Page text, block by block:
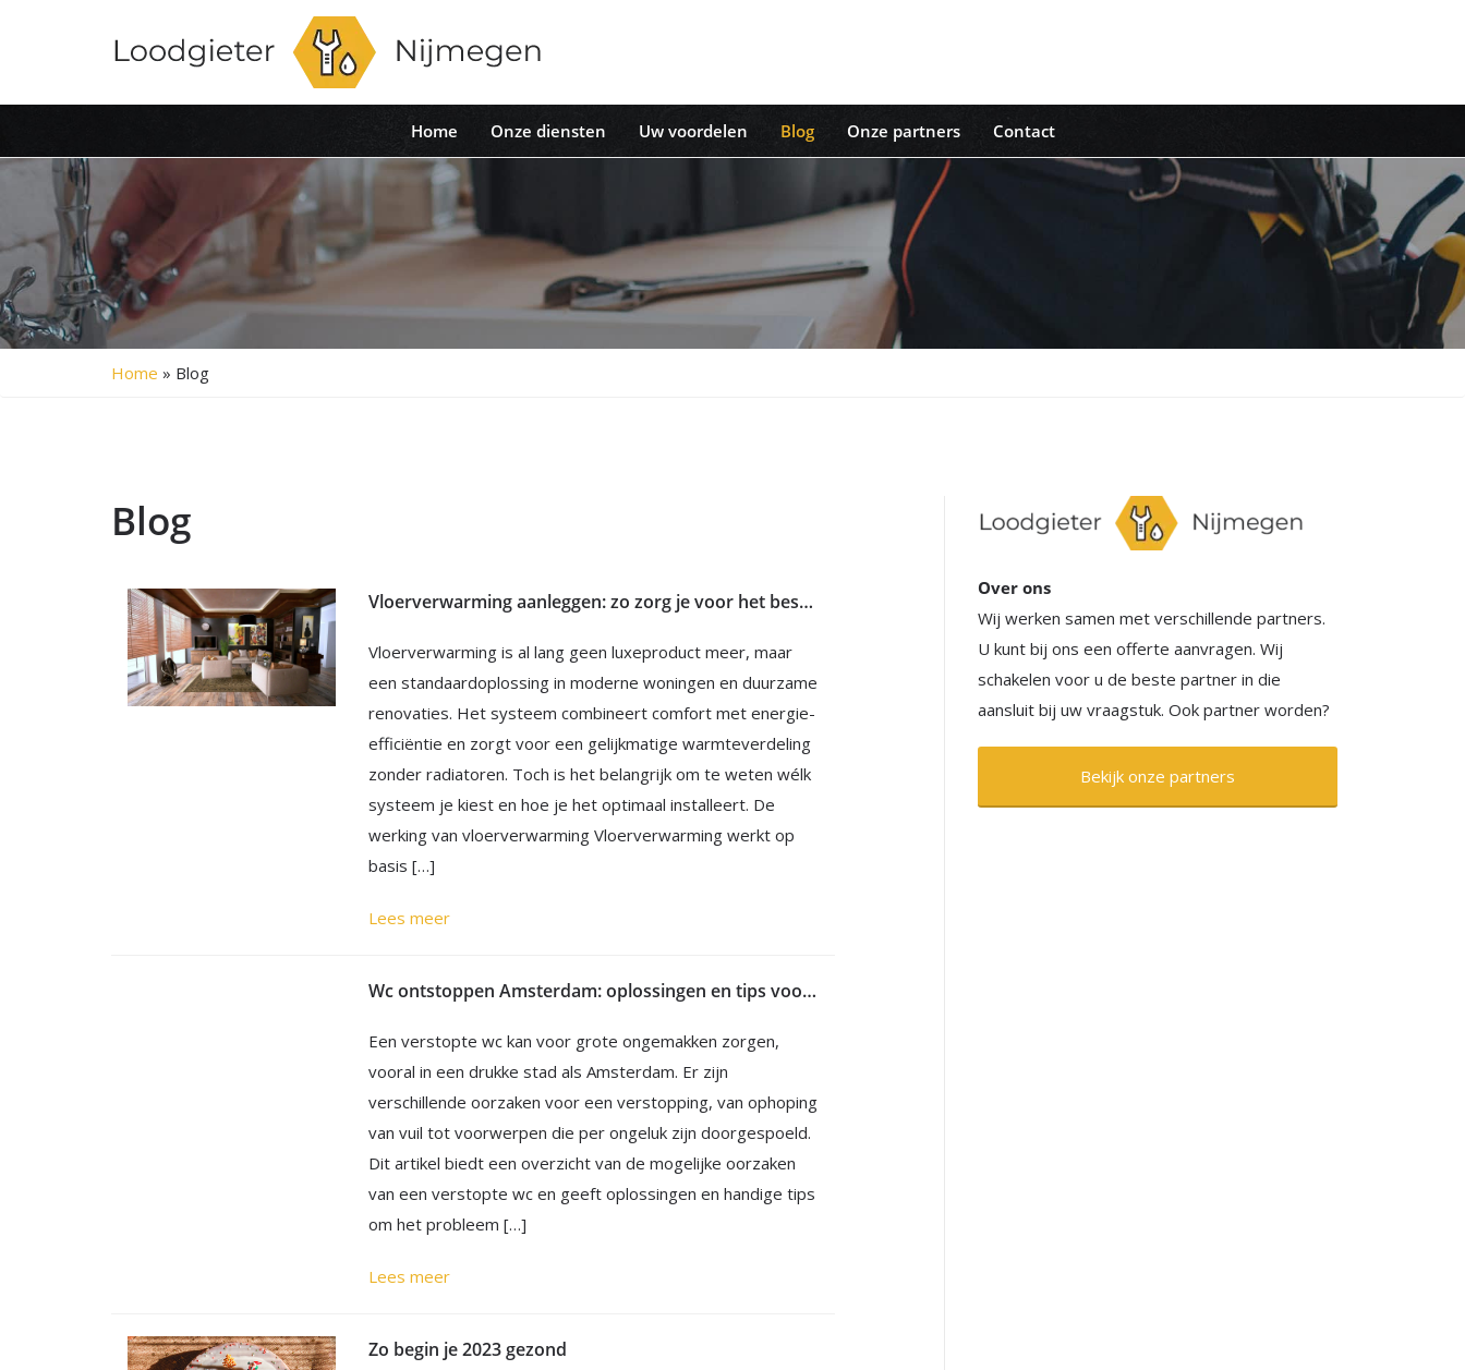
Home Onze diensten Uw voordelen Blog Onze partners Contact
Home » Blog
Blog
Vloerverwarming aanleggen: zo zorg je voor het beste rendement bij nieuwbouw en renovatie
Vloerverwarming is al lang geen luxeproduct meer, maar
een standaardoplossing in moderne woningen en duurzame
renovaties. Het systeem combineert comfort met energie-
efficiëntie en zorgt voor een gelijkmatige warmteverdeling
zonder radiatoren. Toch is het belangrijk om te weten wélk
systeem je kiest en hoe je het optimaal installeert. De
werking van vloerverwarming Vloerverwarming werkt op
basis […]
Lees meer
Wc ontstoppen Amsterdam: oplossingen en tips voor een verstopt toilet
Een verstopte wc kan voor grote ongemakken zorgen,
vooral in een drukke stad als Amsterdam. Er zijn
verschillende oorzaken voor een verstopping, van ophoping
van vuil tot voorwerpen die per ongeluk zijn doorgespoeld.
Dit artikel biedt een overzicht van de mogelijke oorzaken
van een verstopte wc en geeft oplossingen en handige tips
om het probleem […]
Lees meer
Zo begin je 2023 gezond
Over ons
Wij werken samen met verschillende partners.
U kunt bij ons een offerte aanvragen. Wij
schakelen voor u de beste partner in die
aansluit bij uw vraagstuk. Ook partner worden?
Bekijk onze partners